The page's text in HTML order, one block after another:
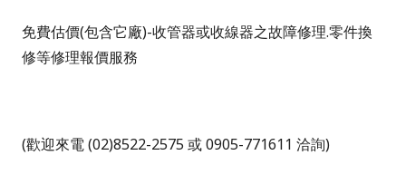
免費估價(包含它廠)-收管器或收線器之故障修理.零件換
修等修理報價服務
(歡迎來電(02)8522-2575 或 0905-771611 洽詢)